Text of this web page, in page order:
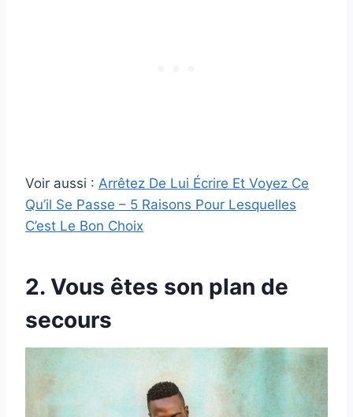
Voir aussi : Arrêtez De Lui Écrire Et Voyez Ce
Qu’il Se Passe – 5 Raisons Pour Lesquelles
C’est Le Bon Choix
2. Vous êtes son plan de
secours